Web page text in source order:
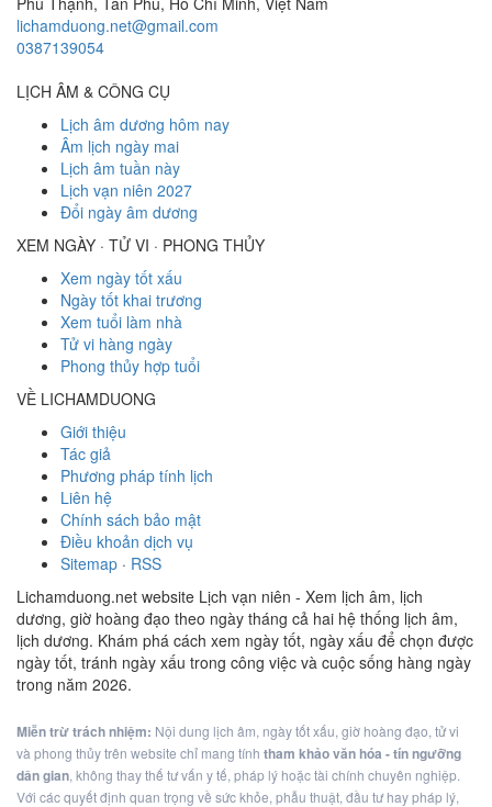
lichamduong.net@gmail.com
0387139054
LỊCH ÂM & CÔNG CỤ
Lịch âm dương hôm nay
Âm lịch ngày mai
Lịch âm tuần này
Lịch vạn niên 2027
Đổi ngày âm dương
XEM NGÀY · TỬ VI · PHONG THỦY
Xem ngày tốt xấu
Ngày tốt khai trương
Xem tuổi làm nhà
Tử vi hàng ngày
Phong thủy hợp tuổi
VỀ LICHAMDUONG
Giới thiệu
Tác giả
Phương pháp tính lịch
Liên hệ
Chính sách bảo mật
Điều khoản dịch vụ
Sitemap · RSS
Lichamduong.net website Lịch vạn niên - Xem lịch âm, lịch
dương, giờ hoàng đạo theo ngày tháng cả hai hệ thống lịch âm,
lịch dương. Khám phá cách xem ngày tốt, ngày xấu để chọn được
ngày tốt, tránh ngày xấu trong công việc và cuộc sống hàng ngày
trong năm 2026.
Miễn trừ trách nhiệm: Nội dung lịch âm, ngày tốt xấu, giờ hoàng đạo, tử vi
và phong thủy trên website chỉ mang tính tham khảo văn hóa - tín ngưỡng
dân gian, không thay thế tư vấn y tế, pháp lý hoặc tài chính chuyên nghiệp.
Với các quyết định quan trọng về sức khỏe, phẫu thuật, đầu tư hay pháp lý,